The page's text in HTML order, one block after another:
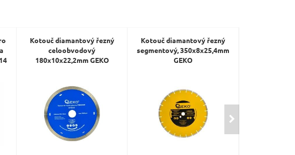
Kotouč diamantový řezný
celoobvodový
180x10x22,2mm GEKO
Kotouč diamantový řezný
segmentový, 350x8x25,4mm
GEKO